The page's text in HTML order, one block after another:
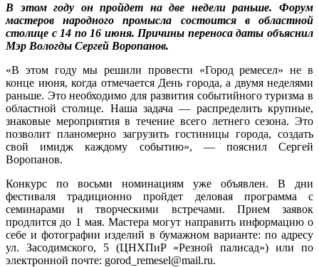
В этом году он пройдет на две недели раньше. Форум
мастеров народного промысла состоится в областной
столице с 14 по 16 июня. Причины переноса даты объяснил
Мэр Вологды Сергей Воропанов.
«В этом году мы решили провести «Город ремесел» не в
конце июня, когда отмечается День города, а двумя неделями
раньше. Это необходимо для развития событийного туризма в
областной столице. Наша задача — распределить крупные,
знаковые мероприятия в течение всего летнего сезона. Это
позволит планомерно загрузить гостиницы города, создать
свой имидж каждому событию», — пояснил Сергей
Воропанов.
Конкурс по восьми номинациям уже объявлен. В дни
фестиваля традиционно пройдет деловая программа с
семинарами и творческими встречами. Прием заявок
продлится до 1 мая. Мастера могут направить информацию о
себе и фотографии изделий в бумажном варианте: по адресу
ул. Засодимского, 5 (ЦНХПиР «Резной палисад») или по
электронной почте: gorod_remesel@mail.ru.